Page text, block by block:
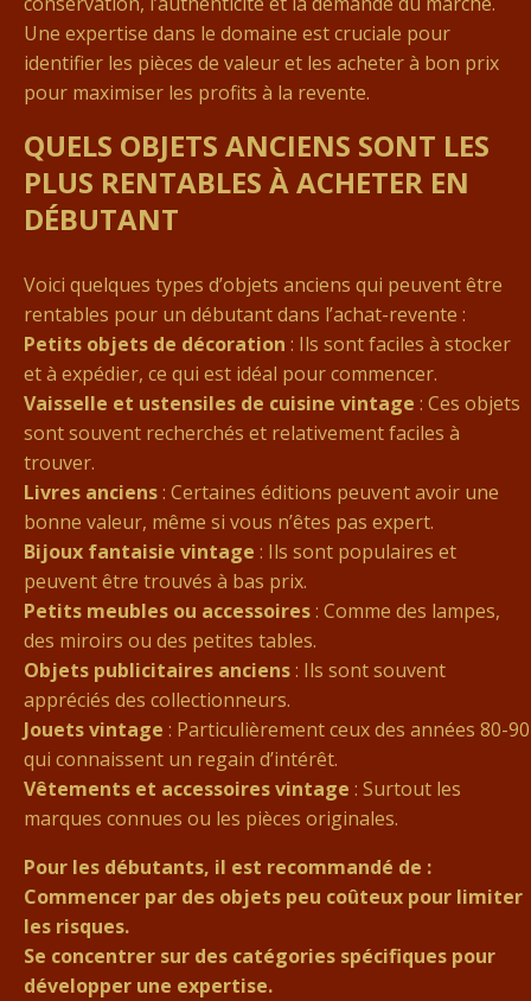
Une expertise dans le domaine est cruciale pour
identifier les pièces de valeur et les acheter à bon prix
pour maximiser les profits à la revente.
QUELS OBJETS ANCIENS SONT LES
PLUS RENTABLES À ACHETER EN
DÉBUTANT
Voici quelques types d’objets anciens qui peuvent être
rentables pour un débutant dans l’achat-revente :
Petits objets de décoration : Ils sont faciles à stocker
et à expédier, ce qui est idéal pour commencer.
Vaisselle et ustensiles de cuisine vintage : Ces objets
sont souvent recherchés et relativement faciles à
trouver.
Livres anciens: Certaines éditions peuvent avoir une
bonne valeur, même si vous n’êtes pas expert.
Bijoux fantaisie vintage : Ils sont populaires et
peuvent être trouvés à bas prix.
Petits meubles ou accessoires: Comme des lampes,
des miroirs ou des petites tables.
Objets publicitaires anciens: Ils sont souvent
appréciés des collectionneurs.
Jouets vintage : Particulièrement ceux des années 80-90
qui connaissent un regain d’intérêt.
Vêtements et accessoires vintage : Surtout les
marques connues ou les pièces originales.
Pour les débutants, il est recommandé de :
Commencer par des objets peu coûteux pour limiter
les risques.
Se concentrer sur des catégories spécifiques pour
développer une expertise.